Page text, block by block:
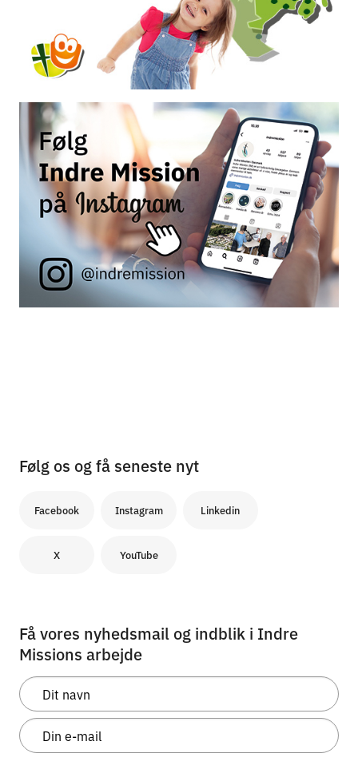
Følg os og få seneste nyt
Facebook Instagram Linkedin
X YouTube
Få vores nyhedsmail og indblik i Indre
Missions arbejde